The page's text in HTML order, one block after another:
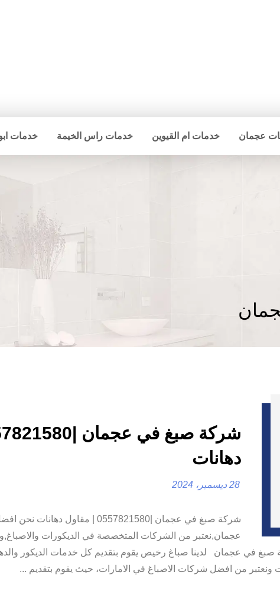
عجمان خدمات ام القيوين خدمات راس الخيمة خدمات
دهانات
28 ديسمبر، 2024
شركة صبغ في عجمان |0557821580 |
عجمان,نعتبر من الشركات المتخصصة في الديكورات
في عجمان لدينا صباغ رخيص يقوم بتقديم كل خدمات الديكور
من افضل شركات الاصباغ في الامارات، حيث يقوم بتقديم ...